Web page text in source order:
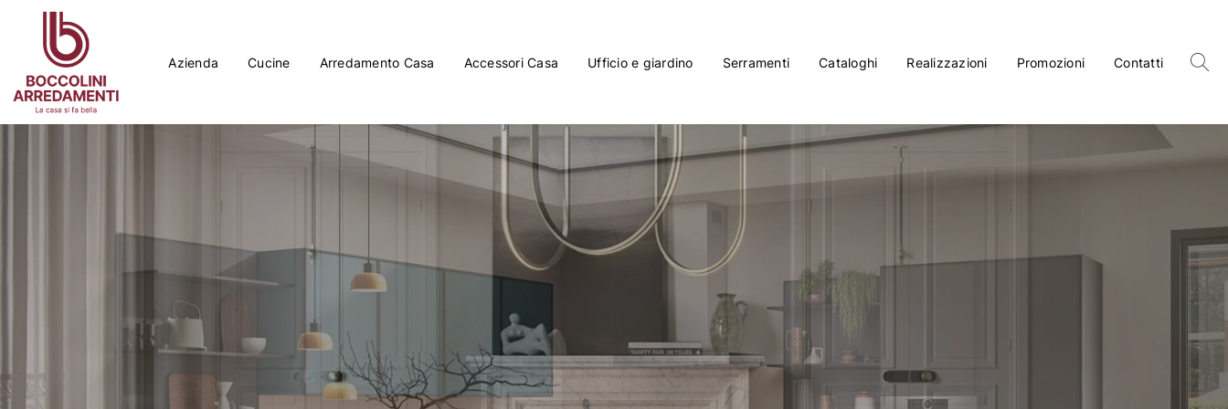
Azienda Cucine Arredamento Casa Accessori Casa Ufficio e giardino Serramenti Cataloghi Realizzazioni Promozioni Contatti